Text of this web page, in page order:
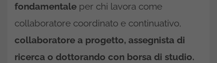
fondamentale per chi lavora come
collaboratore coordinato e continuativo,
collaboratore a progetto, assegnista di
ricerca o dottorando con borsa di studio.